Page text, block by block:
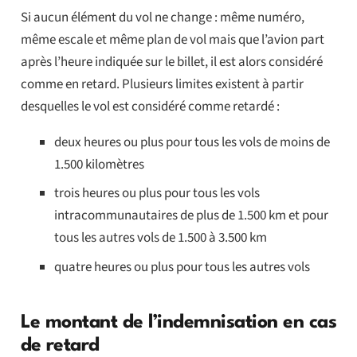
Si aucun élément du vol ne change : même numéro,
même escale et même plan de vol mais que l’avion part
après l’heure indiquée sur le billet, il est alors considéré
comme en retard. Plusieurs limites existent à partir
desquelles le vol est considéré comme retardé :
deux heures ou plus pour tous les vols de moins de
1.500 kilomètres
trois heures ou plus pour tous les vols
intracommunautaires de plus de 1.500 km et pour
tous les autres vols de 1.500 à 3.500 km
quatre heures ou plus pour tous les autres vols
Le montant de l’indemnisation en cas
de retard